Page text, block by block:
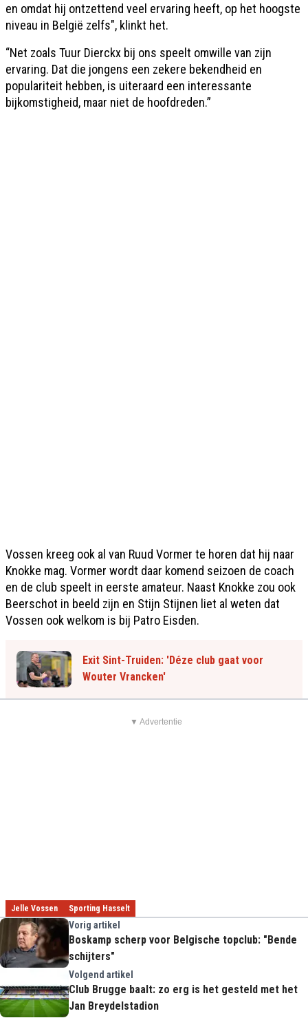
en omdat hij ontzettend veel ervaring heeft, op het hoogste
niveau in België zelfs", klinkt het.
“Net zoals Tuur Dierckx bij ons speelt omwille van zijn
ervaring. Dat die jongens een zekere bekendheid en
populariteit hebben, is uiteraard een interessante
bijkomstigheid, maar niet de hoofdreden.”
Vossen kreeg ook al van Ruud Vormer te horen dat hij naar
Knokke mag. Vormer wordt daar komend seizoen de coach
en de club speelt in eerste amateur. Naast Knokke zou ook
Beerschot in beeld zijn en Stijn Stijnen liet al weten dat
Vossen ook welkom is bij Patro Eisden.
Exit Sint-Truiden: 'Déze club gaat voor
Wouter Vrancken'
▼ Advertentie
Jelle Vossen Sporting Hasselt
Vorig artikel
Boskamp scherp voor Belgische topclub: "Bende
schijters"
Volgend artikel
Club Brugge baalt: zo erg is het gesteld met het
Jan Breydelstadion